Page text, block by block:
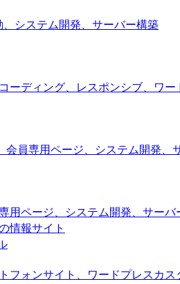
、システム開発、サーバー構築
ーディング、レスポンシブ、ワ
会員専用ページ、システム開発、
用ページ、システム開発、サーバ
情報サイト
フォンサイト、ワードプレスカス